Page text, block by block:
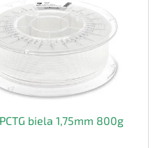
biela 1,75mm 800g